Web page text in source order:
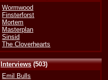
Wormwood
Finsterforst
Mortem
Masterplan
Sinsid
The Cloverhearts
Interviews(503)
Emil Bulls